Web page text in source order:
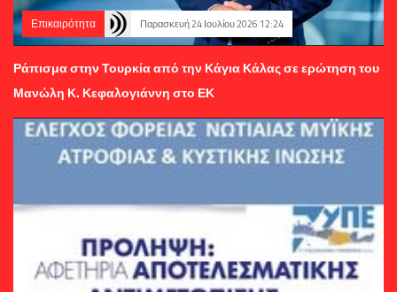
Επικαιρότητα Παρασκευή 24 Ιουλίου 2026 12:24
Ράπισμα στην Τουρκία από την Κάγια Κάλας σε ερώτηση του
Μανώλη Κ. Κεφαλογιάννη στο ΕΚ